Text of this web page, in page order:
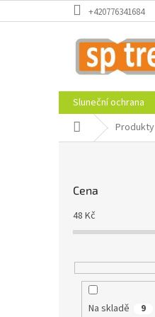
na
+420776341684
Sluneční ochrana
Domů Produkty
Cena
48 Kč
Na skladě 9